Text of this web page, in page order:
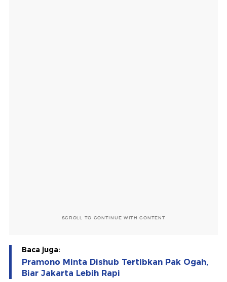
SCROLL TO CONTINUE WITH CONTENT
Baca juga:
Pramono Minta Dishub Tertibkan Pak Ogah,
Biar Jakarta Lebih Rapi